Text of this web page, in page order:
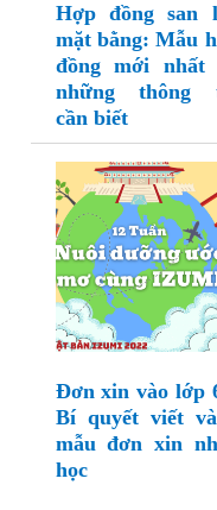
Hợp đồng san
mặt bằng: Mẫu
đồng mới nhất
những thông
cần biết
Đơn xin vào lớp
Bí quyết viết
mẫu đơn xin
học